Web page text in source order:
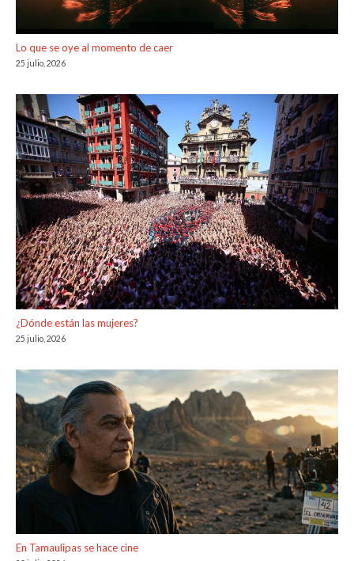
Lo que se oye al momento de caer
25 julio, 2026
¿Dónde están las mujeres?
25 julio, 2026
En Tamaulipas se hace cine